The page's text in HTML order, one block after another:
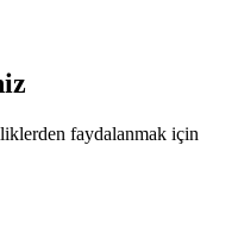
faydalanmak için